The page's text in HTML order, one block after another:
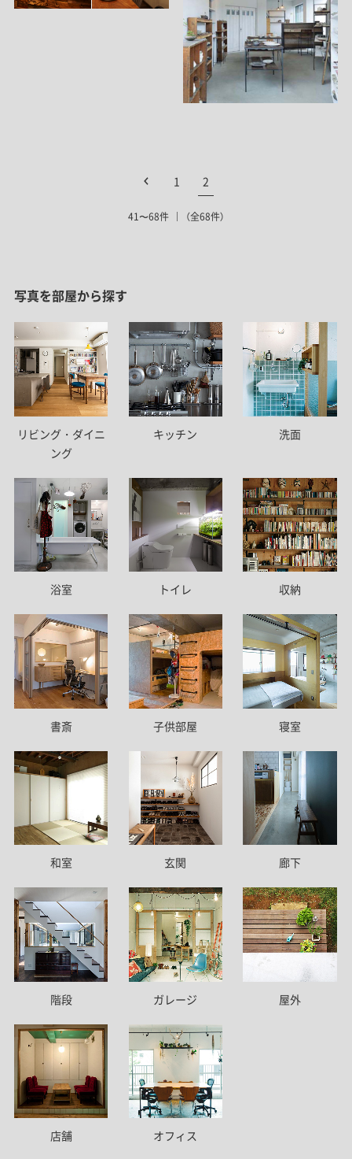
1 2
41〜68件 （全68件）
写真を部屋から探す
リビング・ダイニ
ング
キッチン 洗面
浴室 トイレ 収納
書斎 子供部屋 寝室
和室 玄関 廊下
階段 ガレージ 屋外
店舗 オフィス